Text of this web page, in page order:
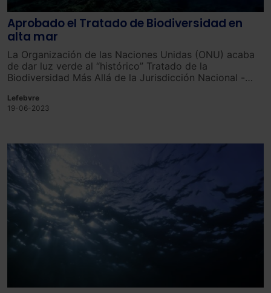
Aprobado el Tratado de Biodiversidad en
alta mar
La Organización de las Naciones Unidas (ONU) acaba
de dar luz verde al “histórico” Tratado de la
Biodiversidad Más Allá de la Jurisdicción Nacional -
Este acuerdo busca preservar y garantizar un uso
sostenible de dos terceras partes de nuestros océanos
Lefebvre
19-06-2023